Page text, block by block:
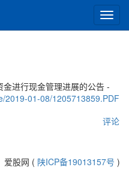
切
换
进行现金管理进展的公告 -
2019-01-08/1205713859.PDF
评论
爱股网 ( 陕ICP备19013157号 )